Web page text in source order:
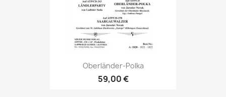
Oberländer-Polka
59,00 €